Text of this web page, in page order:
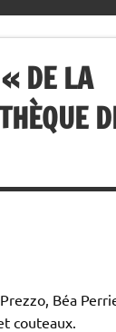
DE LA
Béa
couteaux.